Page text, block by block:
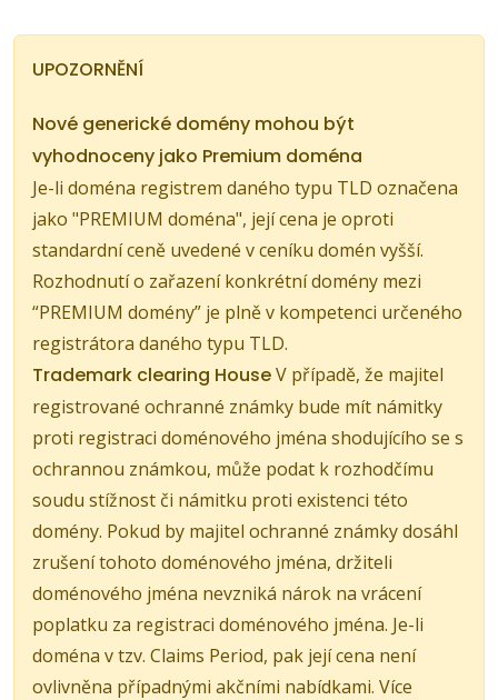
UPOZORNĚNÍ
Nové generické domény mohou být
vyhodnoceny jako Premium doména
Je-li doména registrem daného typu TLD označena
jako "PREMIUM doména", její cena je oproti
standardní ceně uvedené v ceníku domén vyšší.
Rozhodnutí o zařazení konkrétní domény mezi
“PREMIUM domény” je plně v kompetenci určeného
registrátora daného typu TLD.
Trademark clearing HouseV případě, že majitel
registrované ochranné známky bude mít námitky
proti registraci doménového jména shodujícího se s
ochrannou známkou, může podat k rozhodčímu
soudu stížnost či námitku proti existenci této
domény. Pokud by majitel ochranné známky dosáhl
zrušení tohoto doménového jména, držiteli
doménového jména nevzniká nárok na vrácení
poplatku za registraci doménového jména. Je-li
doména v tzv. Claims Period, pak její cena není
ovlivněna případnými akčními nabídkami. Více